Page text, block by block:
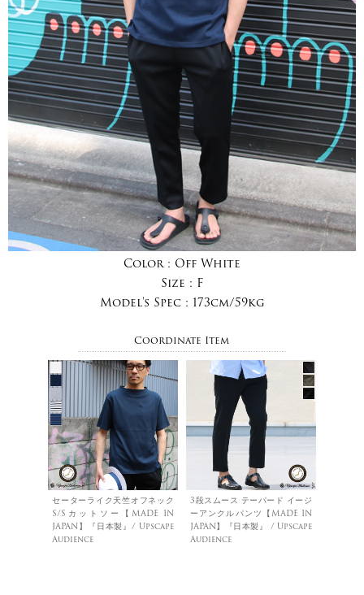
Color : Off White
Size : F
Model's Spec : 173cm/59kg
Coordinate Item
セーターライク天竺オフネック
S/Sカットソー【MADE IN
JAPAN】『日本製』/ Upscape
Audience
3段スムース テーパード イージ
ーアンクルパンツ【MADE IN
JAPAN】『日本製』 / Upscape
Audience